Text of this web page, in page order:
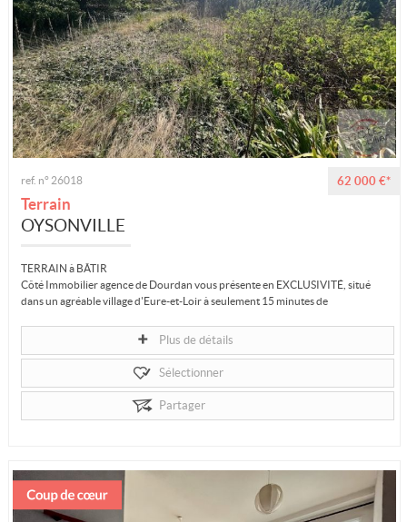
62 000 €*
ref. n° 26018
Terrain
OYSONVILLE
TERRAIN à BÂTIR
Côté Immobilier agence de Dourdan vous présente en EXCLUSIVITÉ, situé
dans un agréable village d'Eure-et-Loir à seulement 15 minutes de
Plus de détails
Sélectionner
Partager